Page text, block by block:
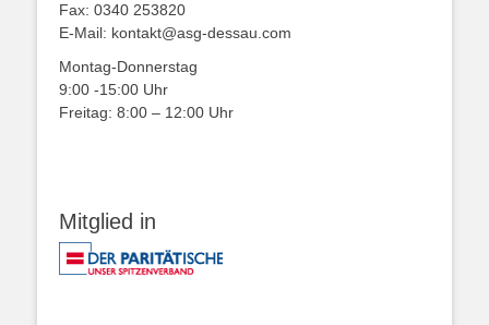
Fax: 0340 253820
E-Mail: kontakt@asg-dessau.com
Montag-Donnerstag
9:00 -15:00 Uhr
Freitag: 8:00 – 12:00 Uhr
Mitglied in